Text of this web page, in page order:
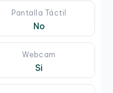
Pantalla Táctil
No
Webcam
Si